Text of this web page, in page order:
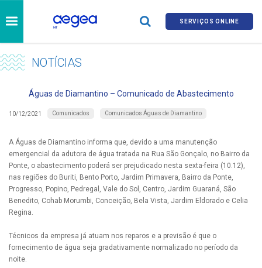
SERVIÇOS ONLINE
NOTÍCIAS
Águas de Diamantino – Comunicado de Abastecimento
10/12/2021 Comunicados Comunicados Águas de Diamantino
A Águas de Diamantino informa que, devido a uma manutenção
emergencial da adutora de água tratada na Rua São Gonçalo, no Bairro da
Ponte, o abastecimento poderá ser prejudicado nesta sexta-feira (10.12),
nas regiões do Buriti, Bento Porto, Jardim Primavera, Bairro da Ponte,
Progresso, Popino, Pedregal, Vale do Sol, Centro, Jardim Guaraná, São
Benedito, Cohab Morumbi, Conceição, Bela Vista, Jardim Eldorado e Celia
Regina.
Técnicos da empresa já atuam nos reparos e a previsão é que o
fornecimento de água seja gradativamente normalizado no período da
noite.